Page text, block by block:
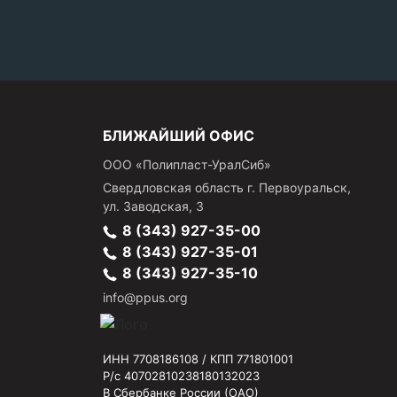
БЛИЖАЙШИЙ ОФИС
ООО «Полипласт-УралСиб»
Свердловская область г. Первоуральск,
ул. Заводская, 3
8 (343) 927-35-00
8 (343) 927-35-01
8 (343) 927-35-10
info@ppus.org
ИНН 7708186108 / КПП 771801001
Р/с 40702810238180132023
В Сбербанке России (ОАО)